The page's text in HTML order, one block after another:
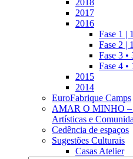
2018
2017
2016
Fase 1 |
Fase 2 |
Fase 3 •
Fase 4 •
2015
2014
EuroFabrique Camps
AMAR O MINHO –
Artísticas e
Cedência de espaços
Sugestões Culturais
Casas Atelier